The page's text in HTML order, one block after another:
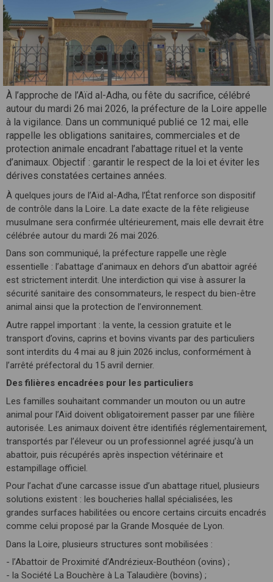
À l’approche de l’Aïd al-Adha, ou fête du sacrifice, célébré
autour du mardi 26 mai 2026, la préfecture de la Loire appelle
à la vigilance. Dans un communiqué publié ce 12 mai, elle
rappelle les obligations sanitaires, commerciales et de
protection animale encadrant l’abattage rituel et la vente
d’animaux. Objectif : garantir le respect de la loi et éviter les
dérives constatées certaines années.
À quelques jours de l’Aïd al-Adha, l’État renforce son dispositif
de contrôle dans la Loire. La date exacte de la fête religieuse
musulmane sera confirmée ultérieurement, mais elle devrait être
célébrée autour du mardi 26 mai 2026.
Dans son communiqué, la préfecture rappelle une règle
essentielle : l’abattage d’animaux en dehors d’un abattoir agréé
est strictement interdit. Une interdiction qui vise à assurer la
sécurité sanitaire des consommateurs, le respect du bien-être
animal ainsi que la protection de l’environnement.
Autre rappel important : la vente, la cession gratuite et le
transport d’ovins, caprins et bovins vivants par des particuliers
sont interdits du 4 mai au 8 juin 2026 inclus, conformément à
l’arrêté préfectoral du 15 avril dernier.
Des filières encadrées pour les particuliers
Les familles souhaitant commander un mouton ou un autre
animal pour l’Aïd doivent obligatoirement passer par une filière
autorisée. Les animaux doivent être identifiés réglementairement,
transportés par l’éleveur ou un professionnel agréé jusqu’à un
abattoir, puis récupérés après inspection vétérinaire et
estampillage officiel.
Pour l’achat d’une carcasse issue d’un abattage rituel, plusieurs
solutions existent : les boucheries hallal spécialisées, les
grandes surfaces habilitées ou encore certains circuits encadrés
comme celui proposé par la Grande Mosquée de Lyon.
Dans la Loire, plusieurs structures sont mobilisées :
- l’Abattoir de Proximité d’Andrézieux-Bouthéon (ovins) ;
- la Société La Bouchère à La Talaudière (bovins) ;